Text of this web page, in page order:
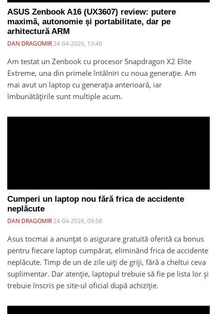
ASUS Zenbook A16 (UX3607) review: putere
maximă, autonomie și portabilitate, dar pe
arhitectură ARM
DAN DRAGOMIR24-04-2026, 13:40
Am testat un Zenbook cu procesor Snapdragon X2 Elite
Extreme, una din primele întâlniri cu noua generație. Am
mai avut un laptop cu generația anterioară, iar
îmbunătățirile sunt multiple acum.
Cumperi un laptop nou fără frica de accidente
neplăcute
DAN DRAGOMIR24-04-2026, 09:58
Asus tocmai a anunțat o asigurare gratuită oferită ca bonus
pentru fiecare laptop cumpărat, eliminând frica de accidente
neplăcute. Timp de un de zile uiți de griji, fără a cheltui ceva
suplimentar. Dar atenție, laptopul trebuie să fie pe lista lor și
trebuie înscris pe site-ul oficial după achiziție.